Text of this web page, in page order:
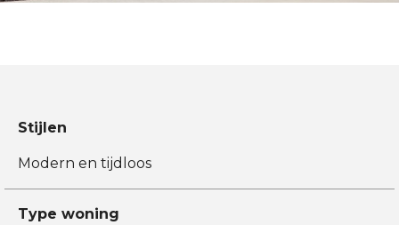
Stijlen
Modern en tijdloos
Type woning